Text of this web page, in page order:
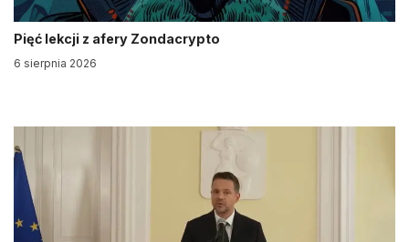
Pięć lekcji z afery Zondacrypto
6 sierpnia 2026